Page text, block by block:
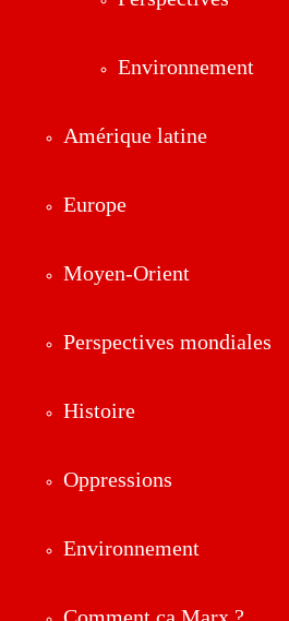
Environnement
Amérique latine
Europe
Moyen-Orient
Perspectives mondiales
Histoire
Oppressions
Environnement